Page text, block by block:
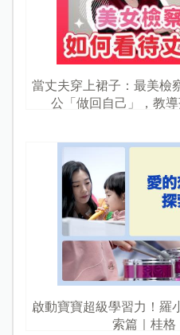
當丈夫穿上裙子：最美檢
公「做回自己」，教
啟動寶寶超級學習力！羅
索篇｜桂